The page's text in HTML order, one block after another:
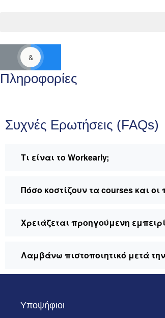
&
Πληροφορίες
Συχνές Ερωτήσεις (FAQs)
Τι είναι το Workearly;
Πόσο κοστίζουν τα courses και οι
Χρειάζεται προηγούμενη
Λαμβάνω πιστοποιητικό μετά
Υποψήφιοι